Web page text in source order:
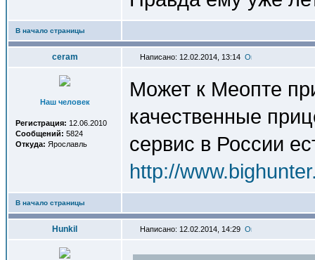
В начало страницы
ceram Написано: 12.02.2014, 13:14
Наш человек
Регистрация: 12.06.2010
Сообщений: 5824
Откуда: Ярославль
Может к Меопте
качественные
сервис в России
http://
В начало страницы
Hunkil Написано: 12.02.2014, 14:29